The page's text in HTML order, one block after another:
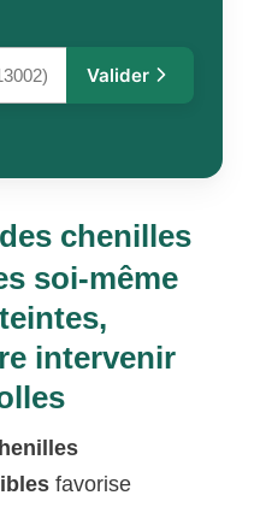
Valider
chenilles
soi-même
intervenir
favorise